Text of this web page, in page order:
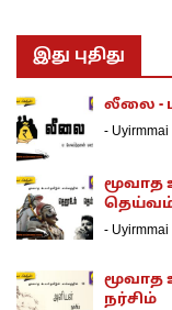
இது புதிது
லீலை -
- Uyirmmai
மூவாத
தெய்வம்
- Uyirmmai
மூவாத
நர்சிம்